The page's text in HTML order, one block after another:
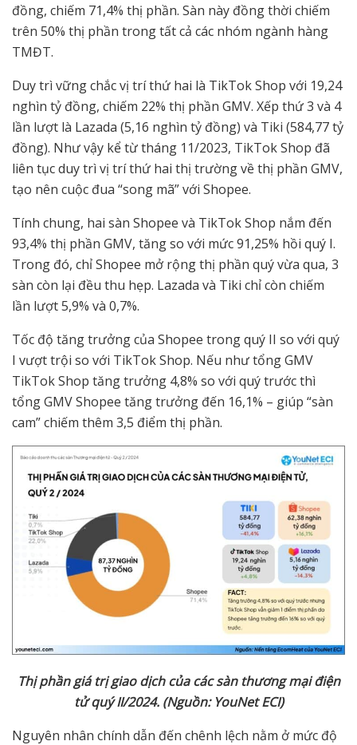
đồng, chiếm 71,4% thị phần. Sàn này đồng thời chiếm
trên 50% thị phần trong tất cả các nhóm ngành hàng
TMĐT.
Duy trì vững chắc vị trí thứ hai là TikTok Shop với 19,24
nghìn tỷ đồng, chiếm 22% thị phần GMV. Xếp thứ 3 và 4
lần lượt là Lazada (5,16 nghìn tỷ đồng) và Tiki (584,77 tỷ
đồng). Như vậy kể từ tháng 11/2023, TikTok Shop đã
liên tục duy trì vị trí thứ hai thị trường về thị phần GMV,
tạo nên cuộc đua “song mã” với Shopee.
Tính chung, hai sàn Shopee và TikTok Shop nắm đến
93,4% thị phần GMV, tăng so với mức 91,25% hồi quý I.
Trong đó, chỉ Shopee mở rộng thị phần quý vừa qua, 3
sàn còn lại đều thu hẹp. Lazada và Tiki chỉ còn chiếm
lần lượt 5,9% và 0,7%.
Tốc độ tăng trưởng của Shopee trong quý II so với quý
I vượt trội so với TikTok Shop. Nếu như tổng GMV
TikTok Shop tăng trưởng 4,8% so với quý trước thì
tổng GMV Shopee tăng trưởng đến 16,1% – giúp “sàn
cam” chiếm thêm 3,5 điểm thị phần.
Thị phần giá trị giao dịch của các sàn thương mại điện
tử quý II/2024. (Nguồn: YouNet ECI)
Nguyên nhân chính dẫn đến chênh lệch nằm ở mức độ